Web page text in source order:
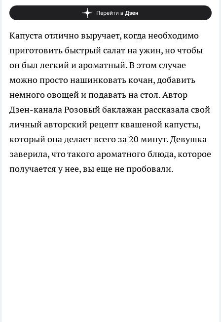
Капуста отлично выручает, когда необходимо
приготовить быстрый салат на ужин, но чтобы
он был легкий и ароматный. В этом случае
можно просто нашинковать кочан, добавить
немного овощей и подавать на стол. Автор
Дзен-канала Розовый баклажан рассказала свой
личный авторский рецепт квашеной капусты,
который она делает всего за 20 минут. Девушка
заверила, что такого ароматного блюда, которое
получается у нее, вы еще не пробовали.